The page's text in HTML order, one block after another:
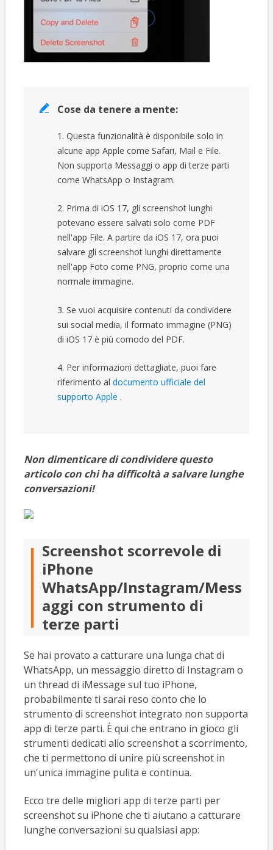
 Cose da tenere a mente:
1. Questa funzionalità è disponibile solo in
alcune app Apple come Safari, Mail e File.
Non supporta Messaggi o app di terze parti
come WhatsApp o Instagram.
2. Prima di iOS 17, gli screenshot lunghi
potevano essere salvati solo come PDF
nell'app File. A partire da iOS 17, ora puoi
salvare gli screenshot lunghi direttamente
nell'app Foto come PNG, proprio come una
normale immagine.
3. Se vuoi acquisire contenuti da condividere
sui social media, il formato immagine (PNG)
di iOS 17 è più comodo del PDF.
4. Per informazioni dettagliate, puoi fare
riferimento al documento ufficiale del
supporto Apple .
Non dimenticare di condividere questo
articolo con chi ha difficoltà a salvare lunghe
conversazioni!
Screenshot scorrevole di
iPhone
WhatsApp/Instagram/Mess
aggi con strumento di
terze parti
Se hai provato a catturare una lunga chat di
WhatsApp, un messaggio diretto di Instagram o
un thread di iMessage sul tuo iPhone,
probabilmente ti sarai reso conto che lo
strumento di screenshot integrato non supporta
app di terze parti. È qui che entrano in gioco gli
strumenti dedicati allo screenshot a scorrimento,
che ti permettono di unire più screenshot in
un'unica immagine pulita e continua.
Ecco tre delle migliori app di terze parti per
screenshot su iPhone che ti aiutano a catturare
lunghe conversazioni su qualsiasi app: